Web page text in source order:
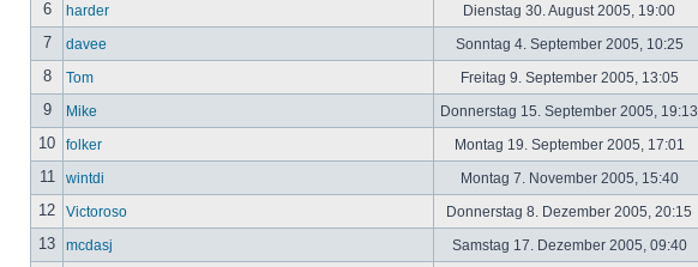
6
harder Dienstag 30. August 2005, 19:00
7
davee Sonntag 4. September 2005, 10:25
8
Tom Freitag 9. September 2005, 13:05
9
Mike Donnerstag 15. September 2005, 19:13
10
folker Montag 19. September 2005, 17:01
11
wintdi Montag 7. November 2005, 15:40
12
Victoroso Donnerstag 8. Dezember 2005, 20:15
13
mcdasj Samstag 17. Dezember 2005, 09:40